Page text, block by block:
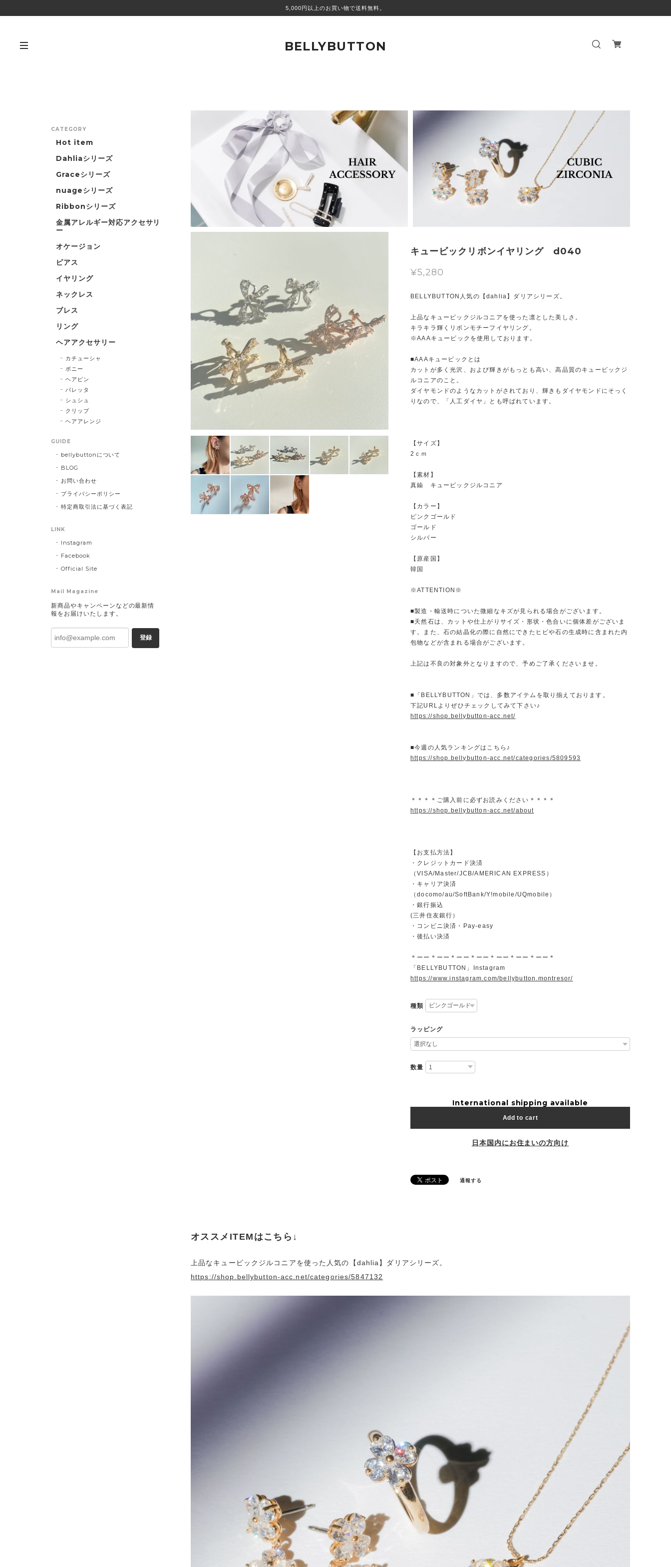
5,000円以上のお買い物で送料無料。
BELLYBUTTON
キュービックリボンイヤリング d040
¥5,280
BELLYBUTTON人気の【dahlia】ダリアシリーズ。
上品なキュービックジルコニアを使った凛とした美しさ。
キラキラ輝くリボンモチーフイヤリング。
※AAAキュービックを使用しております。
■AAAキュービックとは
カットが多く光沢、および輝きがもっとも高い、高品質のキュービックジ
ルコニアのこと。
ダイヤモンドのようなカットがされており、輝きもダイヤモンドにそっく
りなので、「人工ダイヤ」とも呼ばれています。
【サイズ】
2ｃｍ
【素材】
真鍮 キュービックジルコニア
【カラー】
ピンクゴールド
ゴールド
シルバー
【原産国】
韓国
※ATTENTION※
■製造・輸送時についた微細なキズが見られる場合がございます。
■天然石は、カットや仕上がりサイズ・形状・色合いに個体差がございま
す。また、石の結晶化の際に自然にできたヒビや石の生成時に含まれた内
包物などが含まれる場合がございます。
上記は不良の対象外となりますので、予めご了承くださいませ。
■「BELLYBUTTON」では、多数アイテムを取り揃えております。
下記URLよりぜひチェックしてみて下さい♪
https://shop.bellybutton-acc.net/
■今週の人気ランキングはこちら♪
https://shop.bellybutton-acc.net/categories/5809593
＊＊＊＊ご購入前に必ずお読みください＊＊＊＊
https://shop.bellybutton-acc.net/about
【お支払方法】
・クレジットカード決済
（VISA/Master/JCB/AMERICAN EXPRESS）
・キャリア決済
（docomo/au/SoftBank/Y!mobile/UQmobile）
・銀行振込
(三井住友銀行）
・コンビニ決済・Pay-easy
・後払い決済
＊ーー＊ーー＊ーー＊ーー＊ーー＊ーー＊ーー＊
「BELLYBUTTON」Instagram
https://www.instagram.com/bellybutton.montresor/
種類
ラッピング
数量
International shipping available
Add to cart
日本国内にお住まいの方向け
通報する
オススメITEMはこちら↓
上品なキュービックジルコニアを使った人気の【dahlia】ダリアシリーズ。
https://shop.bellybutton-acc.net/categories/5847132
CATEGORY
Hot item
Dahliaシリーズ
Graceシリーズ
nuageシリーズ
Ribbonシリーズ
金属アレルギー対応アクセサリ
ー
オケージョン
ピアス
イヤリング
ネックレス
ブレス
リング
ヘアアクセサリー
カチューシャ
ポニー
ヘアピン
バレッタ
シュシュ
クリップ
ヘアアレンジ
GUIDE
bellybuttonについて
BLOG
お問い合わせ
プライバシーポリシー
特定商取引法に基づく表記
LINK
Instagram
Facebook
Official Site
Mail Magazine
新商品やキャンペーンなどの最新情
報をお届けいたします。
登録